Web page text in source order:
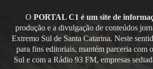
O PORTAL C1 é um site de
produção e a divulgação de conteúdos
Extremo Sul de Santa Catarina. Neste
para fins editoriais, mantém parceria com
Sul e com a Rádio 93 FM, empresas